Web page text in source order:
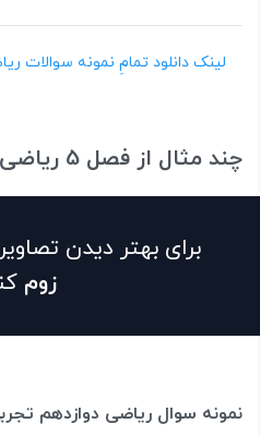
لینک دانلود تمامِ نمونه سوالات
چند مثال از فصل 5 ریاضی دوازدهم تجربی
برای بهتر دیدن
زوم
نمونه سوال ریاضی دوازدهم